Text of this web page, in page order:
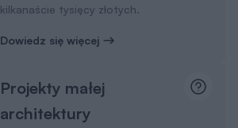
kilkanaście tysięcy złotych.
Dowiedz się więcej
Projekty małej
architektury